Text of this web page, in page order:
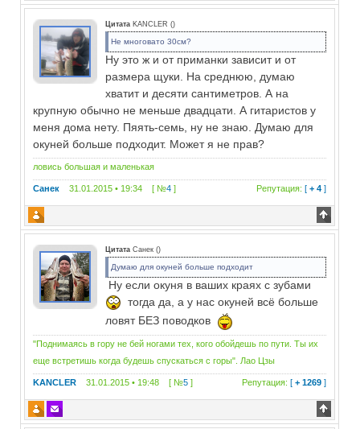
Цитата KANCLER ()
Не многовато 30см?
Ну это ж и от приманки зависит и от
размера щуки. На среднюю, думаю
хватит и десяти сантиметров. А на
крупную обычно не меньше двадцати. А гитаристов у
меня дома нету. Пяять-семь, ну не знаю. Думаю для
окуней больше подходит. Может я не прав?
ловись большая и маленькая
Санек 31.01.2015 • 19:34 [ №4 ] Репутация: [+ 4 ]
Цитата Санек ()
Думаю для окуней больше подходит
Ну если окуня в ваших краях с зубами
тогда да, а у нас окуней всё больше
ловят БЕЗ поводков
"Поднимаясь в гору не бей ногами тех, кого обойдешь по пути. Ты их
еще встретишь когда будешь спускаться с горы". Лао Цзы
KANCLER 31.01.2015 • 19:48 [ №5 ] Репутация: [+ 1269 ]